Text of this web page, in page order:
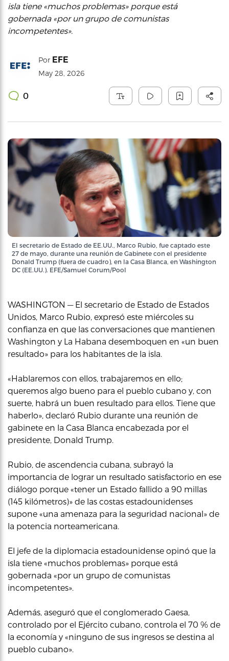
isla tiene «muchos problemas» porque está
gobernada «por un grupo de comunistas
incompetentes».
Por EFE
May 28, 2026
0
El secretario de Estado de EE.UU., Marco Rubio, fue captado este
27 de mayo, durante una reunión de Gabinete con el presidente
Donald Trump (fuera de cuadro), en la Casa Blanca, en Washington
DC (EE.UU.). EFE/Samuel Corum/Pool
WASHINGTON — El secretario de Estado de Estados
Unidos, Marco Rubio, expresó este miércoles su
confianza en que las conversaciones que mantienen
Washington y La Habana desemboquen en «un buen
resultado» para los habitantes de la isla.
«Hablaremos con ellos, trabajaremos en ello;
queremos algo bueno para el pueblo cubano y, con
suerte, habrá un buen resultado para ellos. Tiene que
haberlo», declaró Rubio durante una reunión de
gabinete en la Casa Blanca encabezada por el
presidente, Donald Trump.
Rubio, de ascendencia cubana, subrayó la
importancia de lograr un resultado satisfactorio en ese
diálogo porque «tener un Estado fallido a 90 millas
(145 kilómetros)» de las costas estadounidenses
supone «una amenaza para la seguridad nacional» de
la potencia norteamericana.
El jefe de la diplomacia estadounidense opinó que la
isla tiene «muchos problemas» porque está
gobernada «por un grupo de comunistas
incompetentes».
Además, aseguró que el conglomerado Gaesa,
controlado por el Ejército cubano, controla el 70 % de
la economía y «ninguno de sus ingresos se destina al
pueblo cubano».